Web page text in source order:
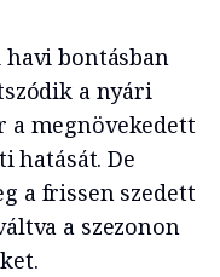
bontásban
a nyári
a megnövekedett
hatását. De
a frissen szedett
a szezonon